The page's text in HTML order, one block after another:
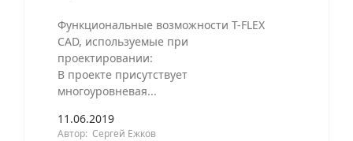
Функциональные возможности T-FLEX
CAD, используемые при
проектировании:
В проекте присутствует
многоуровневая...
11.06.2019
Автор: Сергей Ежков